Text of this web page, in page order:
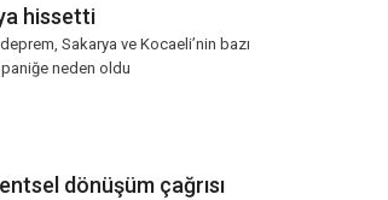
hissetti
Sakarya ve Kocaeli’nin bazı
neden oldu
dönüşüm çağrısı